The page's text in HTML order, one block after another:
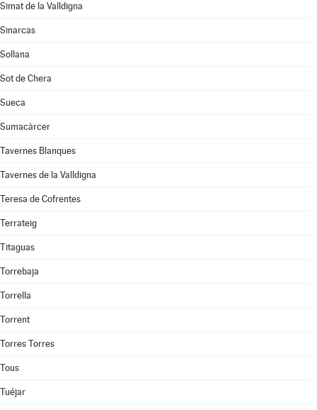
Simat de la Valldigna
Sinarcas
Sollana
Sot de Chera
Sueca
Sumacàrcer
Tavernes Blanques
Tavernes de la Valldigna
Teresa de Cofrentes
Terrateig
Titaguas
Torrebaja
Torrella
Torrent
Torres Torres
Tous
Tuéjar